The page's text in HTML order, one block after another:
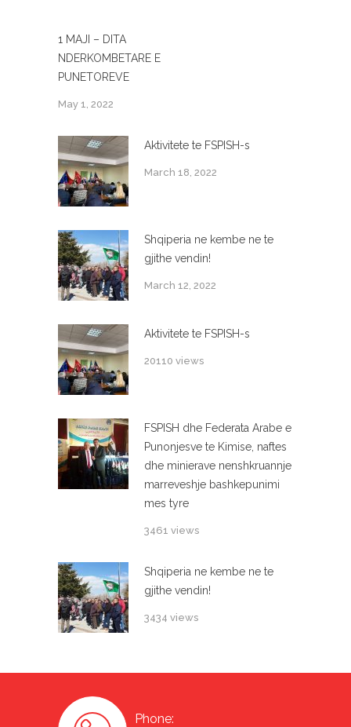
1 MAJI – DITA
NDERKOMBETARE E
PUNETOREVE
May 1, 2022
Aktivitete te FSPISH-s
March 18, 2022
Shqiperia ne kembe ne te
gjithe vendin!
March 12, 2022
Aktivitete te FSPISH-s
20110 views
FSPISH dhe Federata Arabe e
Punonjesve te Kimise, naftes
dhe minierave nenshkruannje
marreveshje bashkepunimi
mes tyre
3461 views
Shqiperia ne kembe ne te
gjithe vendin!
3434 views
Phone: